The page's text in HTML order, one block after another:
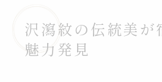
沢瀉紋の伝統美が
魅力発見